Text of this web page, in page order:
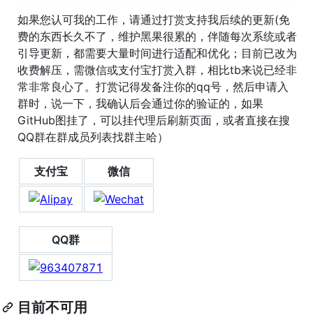
如果您认可我的工作，请通过打赏支持我后续的更新(免
费的东西长久不了，维护黑果很累的，伴随每次系统或者
引导更新，都需要大量时间进行适配和优化；目前已改为
收费解压，需微信或支付宝打赏入群，相比tb来说已经非
常非常良心了。打赏记得发备注你的qq号，然后申请入
群时，说一下，我确认后会通过你的验证的，如果
GitHub图挂了，可以挂代理后刷新页面，或者直接在搜
QQ群在群成员列表找群主哈）
支付宝 微信
QQ群
目前不可用